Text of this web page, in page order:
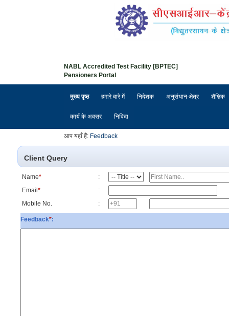
NABL Accredited Test Facility [BPTEC]
Pensioners Portal
मुख्य पृष्ठ हमारे बारे में निदेशक अनुसंधान-क्षेत्र शैक्षिक
कार्य के अवसर निविदा
आप यहाँ हैं: Feedback
Client Query
Name*
:
Email*
:
Mobile No.
:
Feedback*: